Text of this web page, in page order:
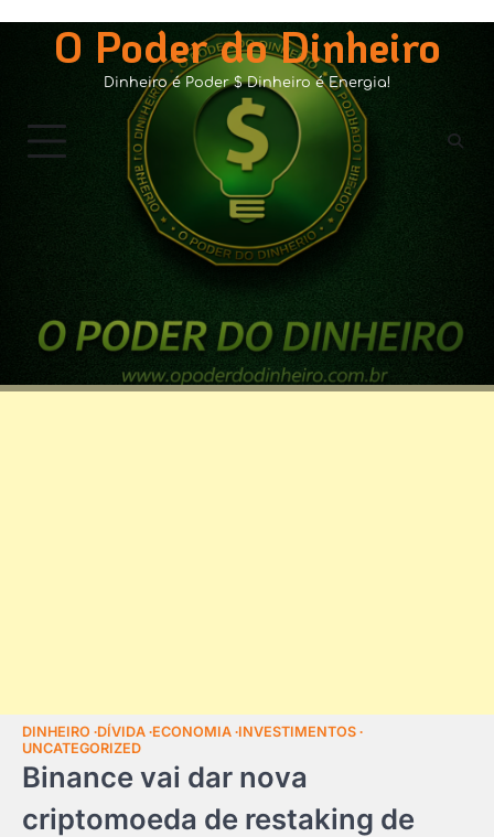
contentO Poder do Dinheiro
Dinheiro é Poder $ Dinheiro é Energia!
DINHEIRO DÍVIDA ECONOMIA INVESTIMENTOS
UNCATEGORIZED
Binance vai dar nova
criptomoeda de restaking de